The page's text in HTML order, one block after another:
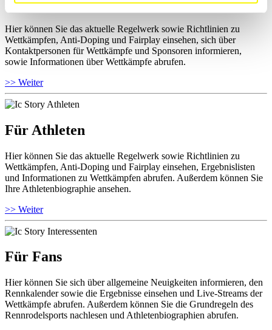
Hier können Sie das aktuelle Regelwerk sowie Richtlinien zu
Wettkämpfen, Anti-Doping und Fairplay einsehen, sich über
Kontaktpersonen für Wettkämpfe und Sponsoren informieren,
sowie Informationen über Wettkämpfe abrufen.
>> Weiter
Für Athleten
Hier können Sie das aktuelle Regelwerk sowie Richtlinien zu
Wettkämpfen, Anti-Doping und Fairplay einsehen, Ergebnislisten
und Informationen zu Wettkämpfen abrufen. Außerdem können Sie
Ihre Athletenbiographie ansehen.
>> Weiter
Für Fans
Hier können Sie sich über allgemeine Neuigkeiten informieren, den
Rennkalender sowie die Ergebnisse einsehen und Live-Streams der
Wettkämpfe abrufen. Außerdem können Sie die Grundregeln des
Rennrodelsports nachlesen und Athletenbiographien abrufen.